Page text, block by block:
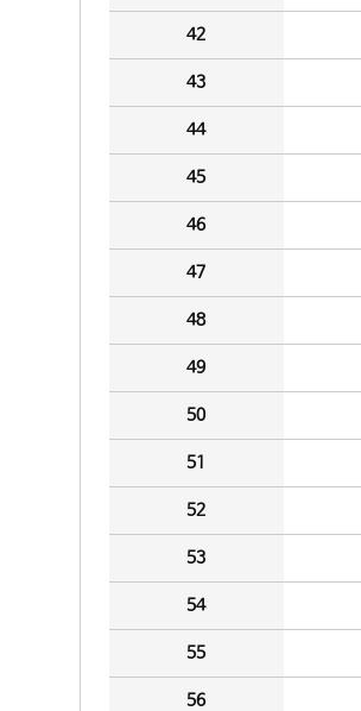
42
43
44
45
46
47
48
49
50
51
52
53
54
55
56